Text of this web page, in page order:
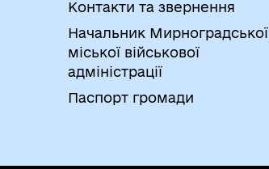
Контакти та звернення
Начальник Мирноградської
міської військової
адміністрації
Паспорт громади